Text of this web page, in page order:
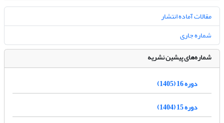
مقالات آماده انتشار
شماره جاری
شماره‌های پیشین نشریه
دوره 16 (1405)
دوره 15 (1404)